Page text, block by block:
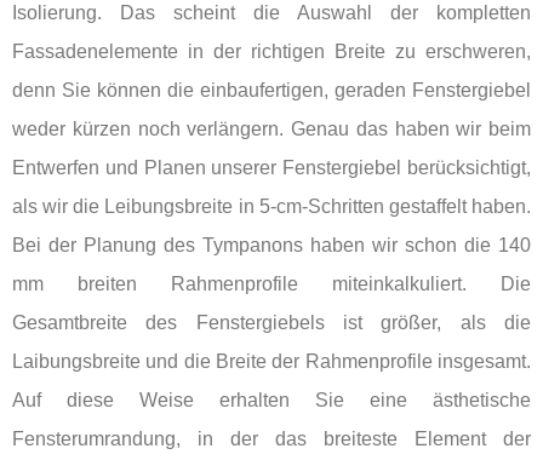
Isolierung. Das scheint die Auswahl der kompletten
Fassadenelemente in der richtigen Breite zu erschweren,
denn Sie können die einbaufertigen, geraden Fenstergiebel
weder kürzen noch verlängern. Genau das haben wir beim
Entwerfen und Planen unserer Fenstergiebel berücksichtigt,
als wir die Leibungsbreite in 5-cm-Schritten gestaffelt haben.
Bei der Planung des Tympanons haben wir schon die 140
mm breiten Rahmenprofile miteinkalkuliert. Die
Gesamtbreite des Fenstergiebels ist größer, als die
Laibungsbreite und die Breite der Rahmenprofile insgesamt.
Auf diese Weise erhalten Sie eine ästhetische
Fensterumrandung, in der das breiteste Element der